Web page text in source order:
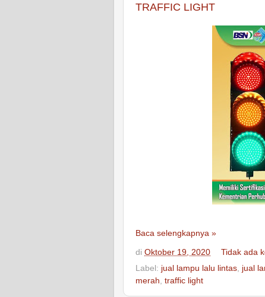
TRAFFIC LIGHT
Baca selengkapnya »
di Oktober 19, 2020
Tidak ada
Label: jual lampu lalu lintas, jual
merah, traffic light